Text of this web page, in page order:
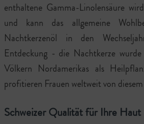
enthaltene Gamma-Linolensäure
und kann das allgemeine
Nachtkerzenöl in den
Entdeckung - die Nachtkerze
Völkern Nordamerikas als
profitieren Frauen weltweit von
Schweizer Qualität für Ihre Haut